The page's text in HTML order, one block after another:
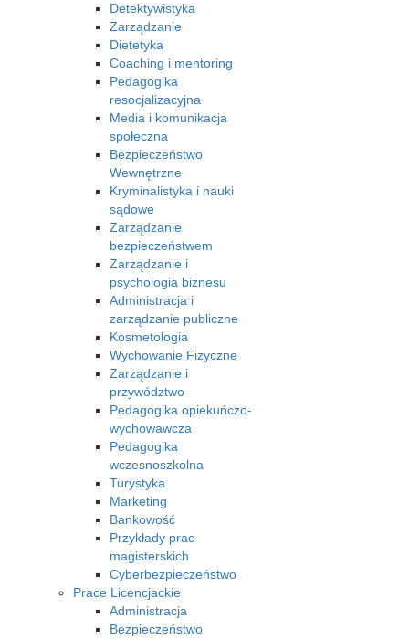
Detektywistyka
Zarządzanie
Dietetyka
Coaching i mentoring
Pedagogika
resocjalizacyjna
Media i komunikacja
społeczna
Bezpieczeństwo
Wewnętrzne
Kryminalistyka i nauki
sądowe
Zarządzanie
bezpieczeństwem
Zarządzanie i
psychologia biznesu
Administracja i
zarządzanie publiczne
Kosmetologia
Wychowanie Fizyczne
Zarządzanie i
przywództwo
Pedagogika opiekuńczo-
wychowawcza
Pedagogika
wczesnoszkolna
Turystyka
Marketing
Bankowość
Przykłady prac
magisterskich
Cyberbezpieczeństwo
Prace Licencjackie
Administracja
Bezpieczeństwo